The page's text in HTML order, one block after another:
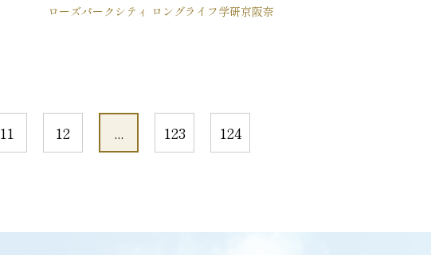
ローズパークシティ ロングライフ学研京阪奈
11 12 ... 123 124